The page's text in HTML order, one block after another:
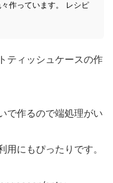
作っています。 レシピ
ティッシュケースの作
で作るので端処理がい
用にもぴったりです。